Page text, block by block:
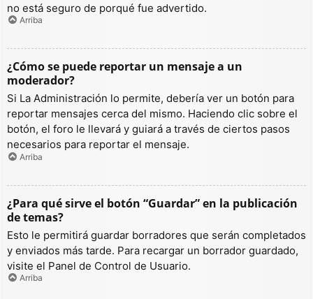
no está seguro de porqué fue advertido.
Arriba
¿Cómo se puede reportar un mensaje a un
moderador?
Si La Administración lo permite, debería ver un botón para
reportar mensajes cerca del mismo. Haciendo clic sobre el
botón, el foro le llevará y guiará a través de ciertos pasos
necesarios para reportar el mensaje.
Arriba
¿Para qué sirve el botón “Guardar” en la publicación
de temas?
Esto le permitirá guardar borradores que serán completados
y enviados más tarde. Para recargar un borrador guardado,
visite el Panel de Control de Usuario.
Arriba